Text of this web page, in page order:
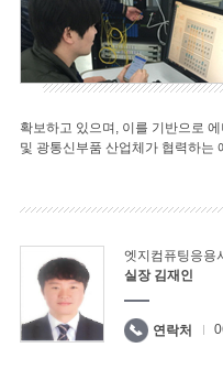
확보하고 있으며, 이를 기반으로
및 광통신부품 산업체가 협력하는
엣지컴퓨팅응용
실장 김재인
연락처